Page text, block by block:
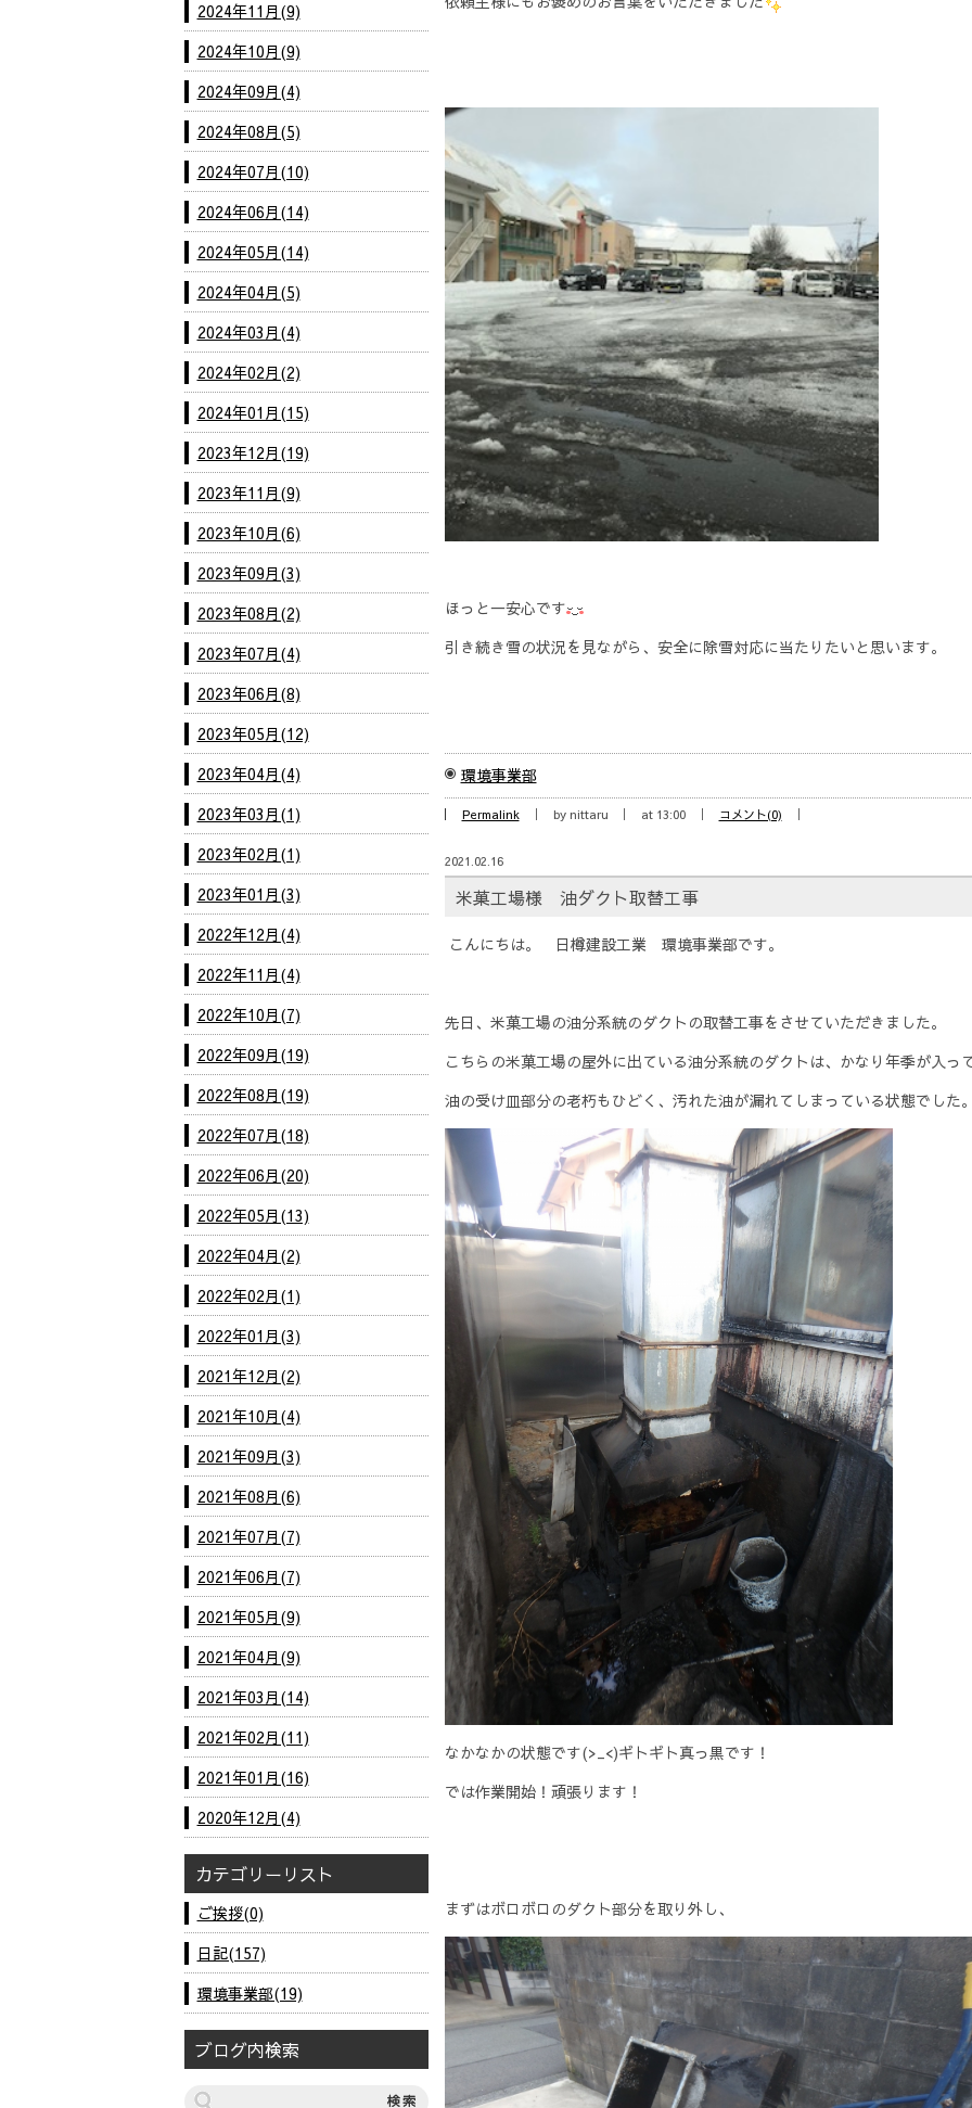
ほっと一安心です
引き続き雪の状況を見ながら、安全に除雪対応に当たりたいと思います。
環境事業部
Permalink by nittaru at 13:00 コメント(0)
2021.02.16
米菓工場様 油ダクト取替工事
こんにちは。 日樽建設工業 環境事業部です。
先日、米菓工場の油分系統のダクトの取替工事をさせていただきました。
こちらの米菓工場の屋外に出ている油分系統のダクトは、かなり年季が入って
油の受け皿部分の老朽もひどく、汚れた油が漏れてしまっている状態でした。
なかなかの状態です(>_<)ギトギト真っ黒です！
では作業開始！頑張ります！
まずはボロボロのダクト部分を取り外し、
2024年11月(9)
2024年10月(9)
2024年09月(4)
2024年08月(5)
2024年07月(10)
2024年06月(14)
2024年05月(14)
2024年04月(5)
2024年03月(4)
2024年02月(2)
2024年01月(15)
2023年12月(19)
2023年11月(9)
2023年10月(6)
2023年09月(3)
2023年08月(2)
2023年07月(4)
2023年06月(8)
2023年05月(12)
2023年04月(4)
2023年03月(1)
2023年02月(1)
2023年01月(3)
2022年12月(4)
2022年11月(4)
2022年10月(7)
2022年09月(19)
2022年08月(19)
2022年07月(18)
2022年06月(20)
2022年05月(13)
2022年04月(2)
2022年02月(1)
2022年01月(3)
2021年12月(2)
2021年10月(4)
2021年09月(3)
2021年08月(6)
2021年07月(7)
2021年06月(7)
2021年05月(9)
2021年04月(9)
2021年03月(14)
2021年02月(11)
2021年01月(16)
2020年12月(4)
カテゴリーリスト
ご挨拶(0)
日記(157)
環境事業部(19)
ブログ内検索